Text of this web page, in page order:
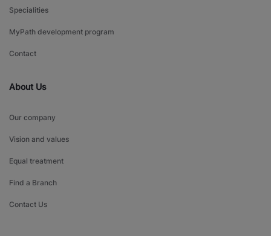
Specialities
MyPath development program
Contact
About Us
Our company
Vision and values
Equal treatment
Find a Branch
Contact Us